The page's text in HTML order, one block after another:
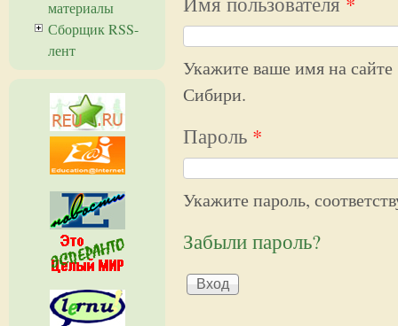
Укажите ваше имя на
Сибири.
Пароль *
Укажите пароль,
Забыли пароль?
материалы
Сборщик RSS-
лент